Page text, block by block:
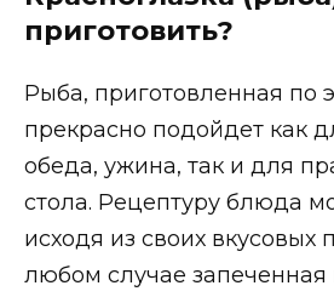
приготовить?
Рыба, приготовленная по
прекрасно подойдет как
обеда, ужина, так и для
стола. Рецептуру блюда
исходя из своих вкусовых
любом случае запеченная